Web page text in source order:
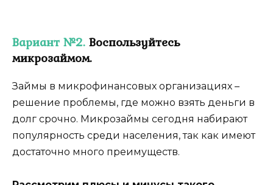
Вариант №2. Воспользуйтесь
микрозаймом.
Займы в микрофинансовых организациях –
решение проблемы, где можно взять деньги в
долг срочно. Микрозаймы сегодня набирают
популярность среди населения, так как имеют
достаточно много преимуществ.